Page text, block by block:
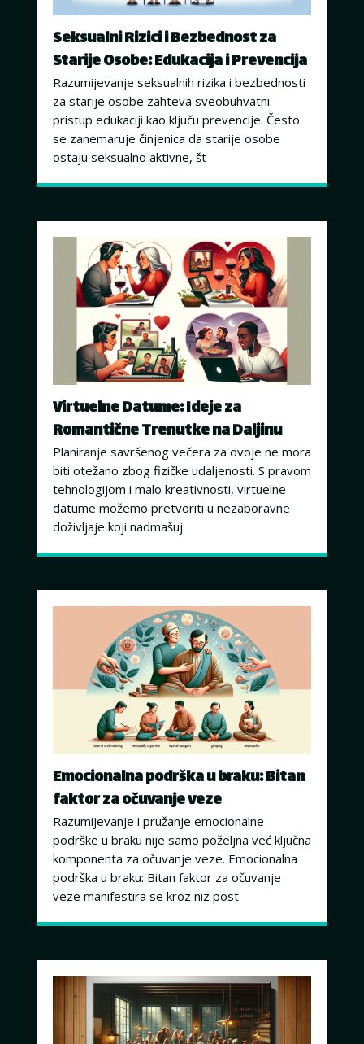
Seksualni Rizici i Bezbednost za
Starije Osobe: Edukacija i Prevencija
Razumijevanje seksualnih rizika i bezbednosti
za starije osobe zahteva sveobuhvatni
pristup edukaciji kao ključu prevencije. Često
se zanemaruje činjenica da starije osobe
ostaju seksualno aktivne, št
Virtuelne Datume: Ideje za
Romantične Trenutke na Daljinu
Planiranje savršenog večera za dvoje ne mora
biti otežano zbog fizičke udaljenosti. S pravom
tehnologijom i malo kreativnosti, virtuelne
datume možemo pretvoriti u nezaboravne
doživljaje koji nadmašuj
Emocionalna podrška u braku: Bitan
faktor za očuvanje veze
Razumijevanje i pružanje emocionalne
podrške u braku nije samo poželjna već ključna
komponenta za očuvanje veze. Emocionalna
podrška u braku: Bitan faktor za očuvanje
veze manifestira se kroz niz post